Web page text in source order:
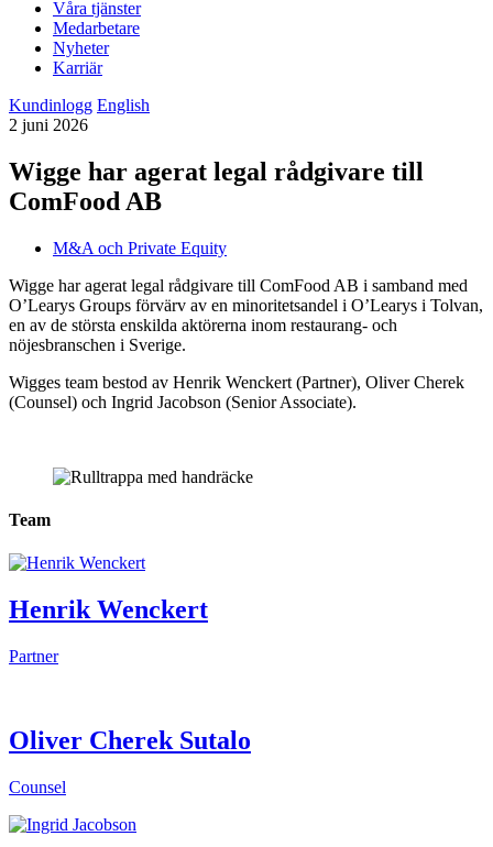
Våra tjänster
Medarbetare
Nyheter
Karriär
Kundinlogg English
2 juni 2026
Wigge har agerat legal rådgivare till
ComFood AB
M&A och Private Equity
Wigge har agerat legal rådgivare till ComFood AB i samband med
O’Learys Groups förvärv av en minoritetsandel i O’Learys i Tolvan,
en av de största enskilda aktörerna inom restaurang- och
nöjesbranschen i Sverige.
Wigges team bestod av Henrik Wenckert (Partner), Oliver Cherek
(Counsel) och Ingrid Jacobson (Senior Associate).
Team
Henrik Wenckert
Partner
Oliver Cherek Sutalo
Counsel